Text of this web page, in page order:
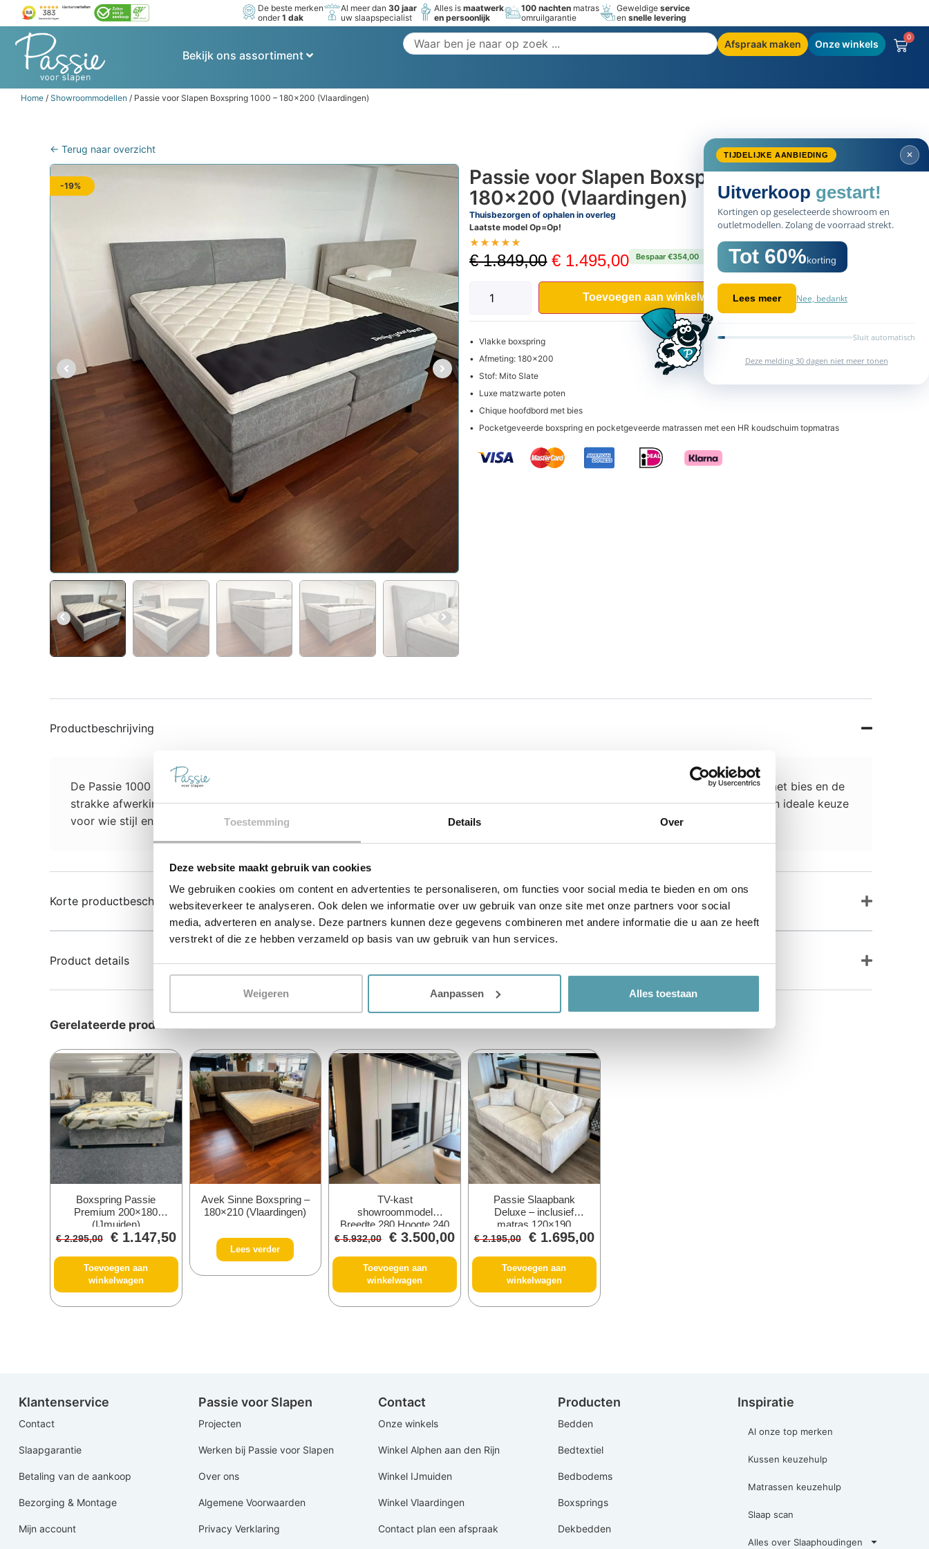
Toestemming Details Over
Deze website maakt gebruik van cookies
We gebruiken cookies om content en advertenties te personaliseren, om functies voor social media te bieden en om ons
websiteverkeer te analyseren. Ook delen we informatie over uw gebruik van onze site met onze partners voor social
media, adverteren en analyse. Deze partners kunnen deze gegevens combineren met andere informatie die u aan ze heeft
verstrekt of die ze hebben verzameld op basis van uw gebruik van hun services.
Weigeren Aanpassen Alles toestaan
De beste merken
onder1 dak
Al meer dan30 jaar
uw slaapspecialist
Alles ismaatwerk
en persoonlijk
100 nachten matras
omruilgarantie
Geweldigeservice
ensnelle levering
Bekijk ons assortiment
Afspraak maken Onze winkels
0
Home / Showroommodellen / Passie voor Slapen Boxspring 1000 – 180×200 (Vlaardingen)
-19%
← Terug naar overzicht
Passie voor Slapen Boxspring 1000 –
180×200 (Vlaardingen)
Thuisbezorgen of ophalen in overleg
Laatste model Op=Op!
★★★★★
€1.849,00 € 1.495,00 Bespaar €354,00
Toevoegen aan winkelwagen
Vlakke boxspring
Afmeting: 180x200
Stof: Mito Slate
Luxe matzwarte poten
Chique hoofdbord met bies
Pocketgeveerde boxspring en pocketgeveerde matrassen met een HR koudschuim topmatras
Productbeschrijving
De Passie 1000 is een elegante boxspring met een tijdloze uitstraling en een verrassend hoog comfortniveau. Het chique hoofdbord met bies en de
strakke afwerking geven het bed een luxe look, terwijl de solide opbouw zorgt voor goede ondersteuning en een prettig liggevoel. Een ideale keuze
voor wie stijl en comfort wil combineren tegen een aantrekkelijke prijs.
Korte productbeschrijving
Product details
Gerelateerde producten
Boxspring Passie
Premium 200×180
(IJmuiden)
€2.295,00 €1.147,50
Toevoegen aan
winkelwagen
Avek Sinne Boxspring –
180×210 (Vlaardingen)
Lees verder
TV-kast
showroommodel
Breedte 280 Hoogte 240
(Alphen aan den Rijn)
€5.932,00 € 3.500,00
Toevoegen aan
winkelwagen
Passie Slaapbank
Deluxe – inclusief
matras 120×190
(Vlaardingen)
€2.195,00 €1.695,00
Toevoegen aan
winkelwagen
Klantenservice
Contact
Slaapgarantie
Betaling van de aankoop
Bezorging & Montage
Mijn account
Passie voor Slapen
Projecten
Werken bij Passie voor Slapen
Over ons
Algemene Voorwaarden
Privacy Verklaring
Contact
Onze winkels
Winkel Alphen aan den Rijn
Winkel IJmuiden
Winkel Vlaardingen
Contact plan een afspraak
Producten
Bedden
Bedtextiel
Bedbodems
Boxsprings
Dekbedden
Inspiratie
Al onze top merken
Kussen keuzehulp
Matrassen keuzehulp
Slaap scan
Alles over Slaaphoudingen